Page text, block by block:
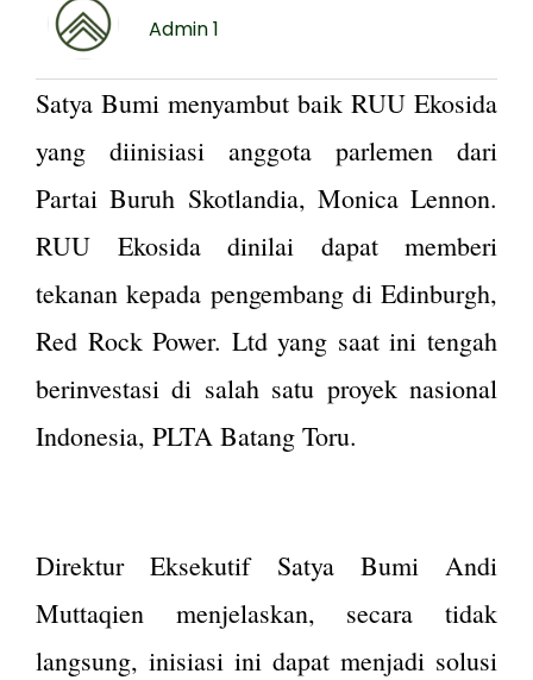
Admin 1
Satya Bumi menyambut baik RUU Ekosida
yang diinisiasi anggota parlemen dari
Partai Buruh Skotlandia, Monica Lennon.
RUU Ekosida dinilai dapat memberi
tekanan kepada pengembang di Edinburgh,
Red Rock Power. Ltd yang saat ini tengah
berinvestasi di salah satu proyek nasional
Indonesia, PLTA Batang Toru.
Direktur Eksekutif Satya Bumi Andi
Muttaqien menjelaskan, secara tidak
langsung, inisiasi ini dapat menjadi solusi